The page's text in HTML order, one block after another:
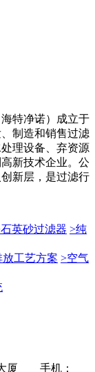
特净诺）成立于
制造和销售过滤
理设备、弃资源
新技术企业。公
新层，是过滤行
石英砂过滤器 >纯
放工艺方案 >空气
大厦 手机：